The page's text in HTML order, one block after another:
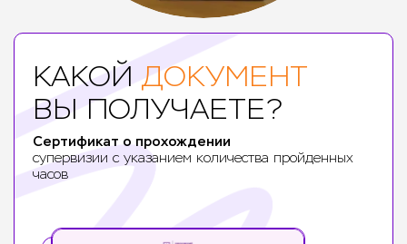
Студенты программ
и старших курсов психологических
факультетов ВУЗов
КАКОЙ ДОКУМЕНТ
ВЫ ПОЛУЧАЕТЕ?
Сертификат о прохождении
супервизии с указанием количества пройденных
часов